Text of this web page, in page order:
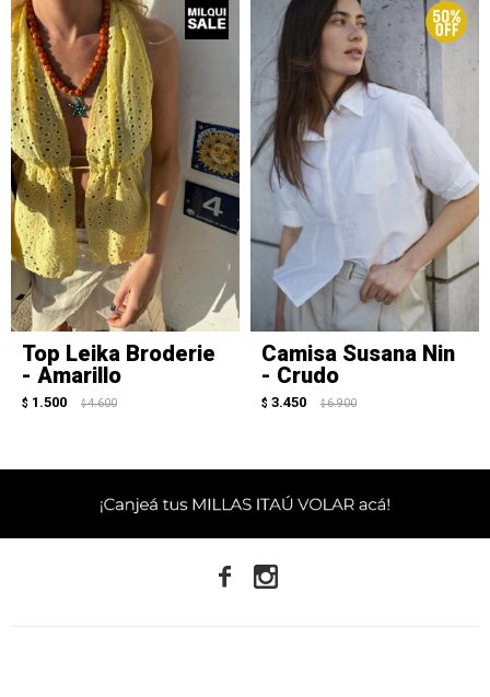
Top Leika Broderie
- Amarillo
$ 1.500 $ 4.600
Camisa Susana Nin
- Crudo
$ 3.450 $ 6.900
 